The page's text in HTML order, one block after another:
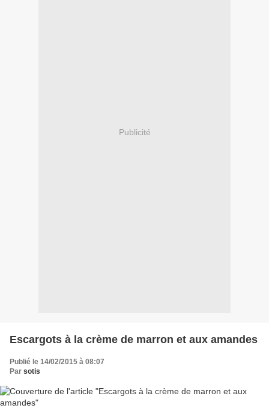
Publicité
Escargots à la crème de marron et aux amandes
Publié le 14/02/2015 à 08:07
Par sotis